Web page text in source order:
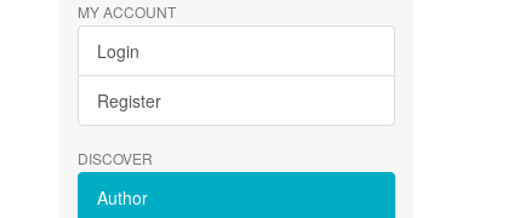
MY ACCOUNT
Login
Register
DISCOVER
Author